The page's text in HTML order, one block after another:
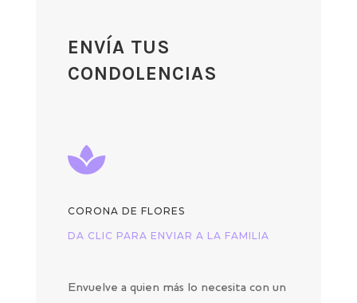
ENVÍA TUS
CONDOLENCIAS

CORONA DE FLORES
DA CLIC PARA ENVIAR A LA FAMILIA
Envuelve a quien más lo necesita con un